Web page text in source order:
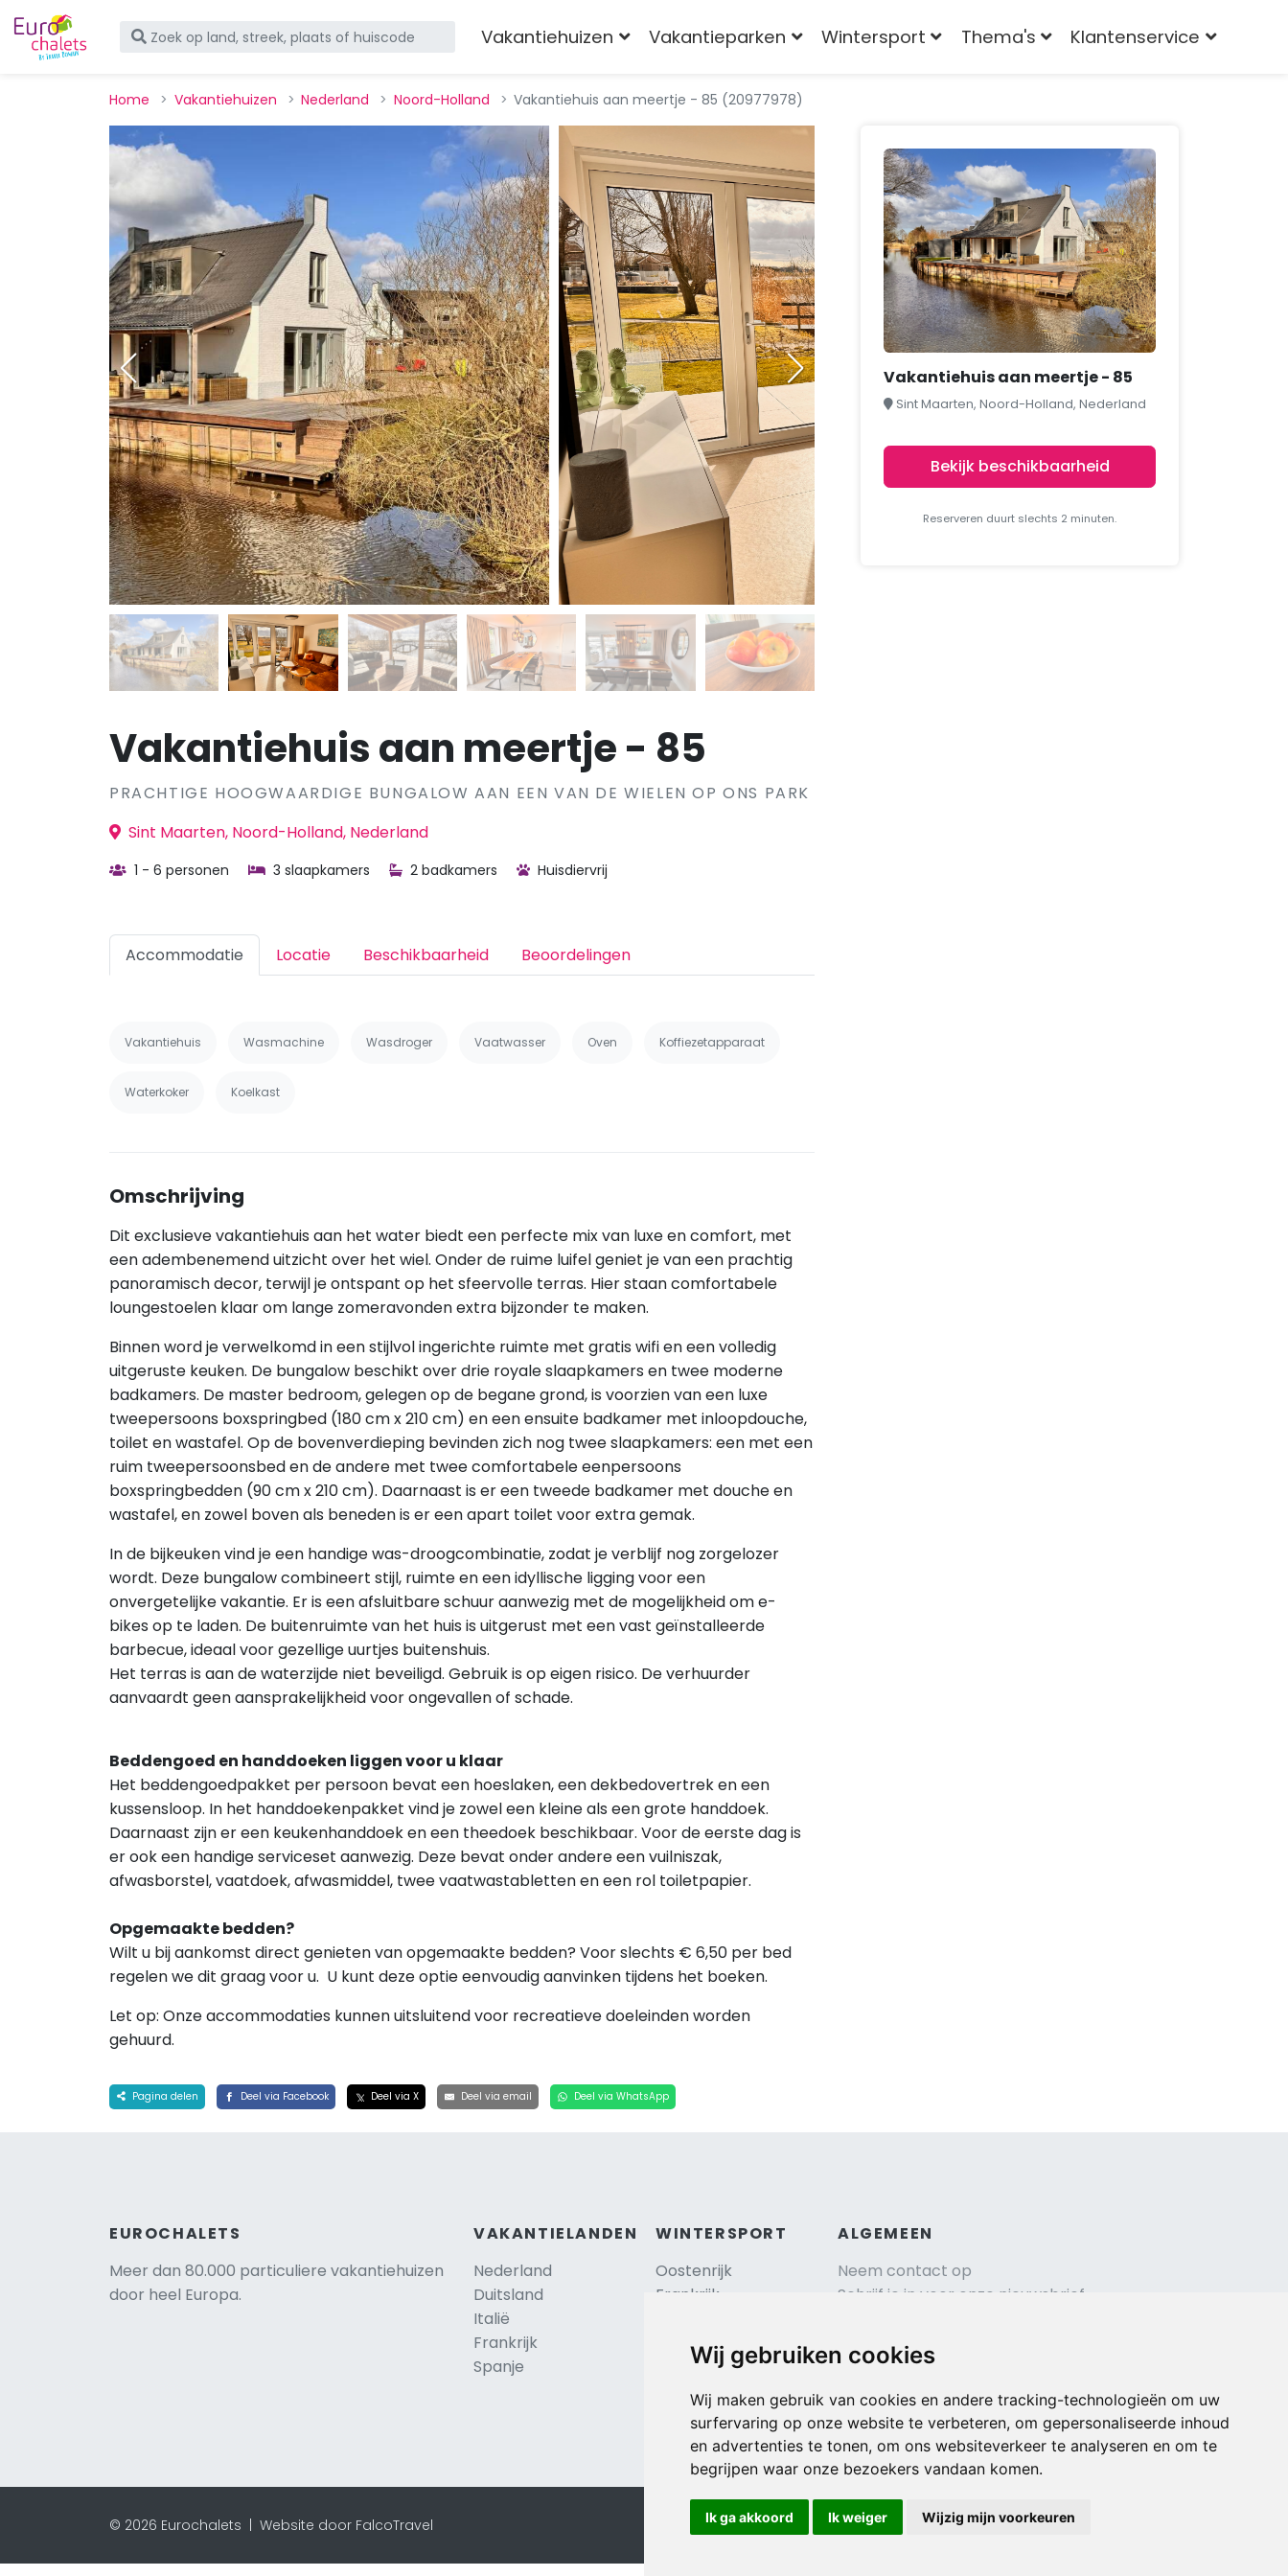
Wij gebruiken cookies
Wij maken gebruik van cookies en andere tracking-technologieën om uw
surfervaring op onze website te verbeteren, om gepersonaliseerde inhoud
en advertenties te tonen, om ons websiteverkeer te analyseren en om te
begrijpen waar onze bezoekers vandaan komen.
Ik ga akkoord Ik weiger Wijzig mijn voorkeuren
Vakantiehuizen Vakantieparken Wintersport Thema's Klantenservice
Home Vakantiehuizen Nederland Noord-Holland Vakantiehuis aan meertje - 85 (20977978)
Vakantiehuis aan meertje - 85
PRACHTIGE HOOGWAARDIGE BUNGALOW AAN EEN VAN DE WIELEN OP ONS PARK
Sint Maarten, Noord-Holland, Nederland
1 - 6 personen 3 slaapkamers 2 badkamers Huisdiervrij
Accommodatie Locatie Beschikbaarheid Beoordelingen
Vakantiehuis Wasmachine Wasdroger Vaatwasser Oven Koffiezetapparaat
Waterkoker Koelkast
Omschrijving
Dit exclusieve vakantiehuis aan het water biedt een perfecte mix van luxe en comfort, met
een adembenemend uitzicht over het wiel. Onder de ruime luifel geniet je van een prachtig
panoramisch decor, terwijl je ontspant op het sfeervolle terras. Hier staan comfortabele
loungestoelen klaar om lange zomeravonden extra bijzonder te maken.
Binnen word je verwelkomd in een stijlvol ingerichte ruimte met gratis wifi en een volledig
uitgeruste keuken. De bungalow beschikt over drie royale slaapkamers en twee moderne
badkamers. De master bedroom, gelegen op de begane grond, is voorzien van een luxe
tweepersoons boxspringbed (180 cm x 210 cm) en een ensuite badkamer met inloopdouche,
toilet en wastafel. Op de bovenverdieping bevinden zich nog twee slaapkamers: een met een
ruim tweepersoonsbed en de andere met twee comfortabele eenpersoons
boxspringbedden (90 cm x 210 cm). Daarnaast is er een tweede badkamer met douche en
wastafel, en zowel boven als beneden is er een apart toilet voor extra gemak.
In de bijkeuken vind je een handige was-droogcombinatie, zodat je verblijf nog zorgelozer
wordt. Deze bungalow combineert stijl, ruimte en een idyllische ligging voor een
onvergetelijke vakantie. Er is een afsluitbare schuur aanwezig met de mogelijkheid om e-
bikes op te laden. De buitenruimte van het huis is uitgerust met een vast geïnstalleerde
barbecue, ideaal voor gezellige uurtjes buitenshuis.
Het terras is aan de waterzijde niet beveiligd. Gebruik is op eigen risico. De verhuurder
aanvaardt geen aansprakelijkheid voor ongevallen of schade.
Beddengoed en handdoeken liggen voor u klaar
Het beddengoedpakket per persoon bevat een hoeslaken, een dekbedovertrek en een
kussensloop. In het handdoekenpakket vind je zowel een kleine als een grote handdoek.
Daarnaast zijn er een keukenhanddoek en een theedoek beschikbaar. Voor de eerste dag is
er ook een handige serviceset aanwezig. Deze bevat onder andere een vuilniszak,
afwasborstel, vaatdoek, afwasmiddel, twee vaatwastabletten en een rol toiletpapier.
Opgemaakte bedden?
Wilt u bij aankomst direct genieten van opgemaakte bedden? Voor slechts € 6,50 per bed
regelen we dit graag voor u. U kunt deze optie eenvoudig aanvinken tijdens het boeken.
Let op: Onze accommodaties kunnen uitsluitend voor recreatieve doeleinden worden
gehuurd.
Pagina delen Deel via Facebook Deel via X Deel via email Deel via WhatsApp
Vakantiehuis aan meertje - 85
Sint Maarten, Noord-Holland, Nederland
Bekijk beschikbaarheid
Reserveren duurt slechts 2 minuten.
EUROCHALETS
Meer dan 80.000 particuliere vakantiehuizen
door heel Europa.
VAKANTIELANDEN
Nederland
Duitsland
Italië
Frankrijk
Spanje
WINTERSPORT
Oostenrijk
Frankrijk
Tsjechië
Duitsland
ALGEMEEN
Neem contact op
Schrijf je in voor onze nieuwsbrief
Algemene voorwaarden
Huurauto reserveren
© 2026 Eurochalets | Website door FalcoTravel Veilig online betalen met